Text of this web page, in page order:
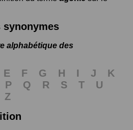
synonymes
alphabétique des
E F G H I J
K
P Q R S T
U
Z